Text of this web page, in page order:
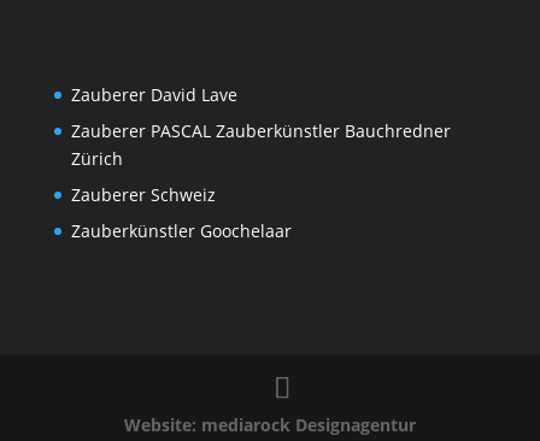
Zauberer David Lave
Zauberer PASCAL Zauberkünstler Bauchredner
Zürich
Zauberer Schweiz
Zauberkünstler Goochelaar
Website: mediarock Designagentur